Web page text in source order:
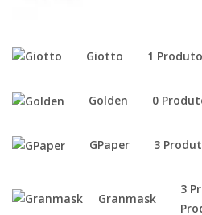
Giotto 1 Produto
Golden 0
GPaper 3
Granmask
3